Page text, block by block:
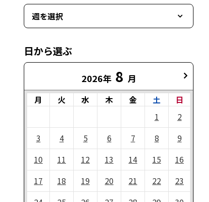
週を選択
日から選ぶ
2026年 8 月
月 火 水 木 金 土
日
1
2
3
4 5 6 7 8
9
10
11 12 13 14 15
16
17
18 19 20 21 22
23